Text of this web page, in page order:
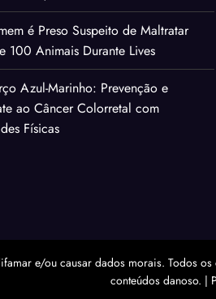
é Preso Suspeito de Maltratar
100 Animais Durante Lives
Azul-Marinho: Prevenção e
ao Câncer Colorretal com
Físicas
e/ou causar dados morais. Todos
conteúdos danoso. |